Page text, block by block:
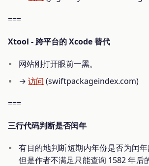
===
Xtool - 跨平台的 Xcode 替代
网站刚打开眼前一黑。
→访问 (swiftpackageindex.com)
===
三行代码判断是否闰年
有目的地判断短期内年份是否为闰年
但是作者不满足只能查询 1582 年后